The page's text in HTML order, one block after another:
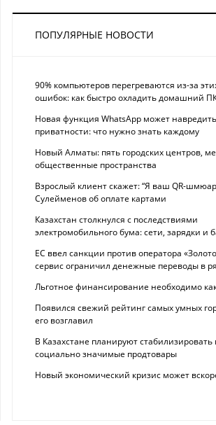
ПОПУЛЯРНЫЕ НОВОСТИ
90% компьютеров перегреваются из-за
ошибок: как быстро охладить домашний
Новая функция WhatsApp может
приватности: что нужно знать каждому
Новый Алматы: пять городских центров,
общественные пространства
Взрослый клиент скажет: “Я ваш QR-
Сулейменов об оплате картами
Казахстан столкнулся с последствиями
электромобильного бума: сети, зарядки и
ЕС ввел санкции против оператора
сервис ограничил денежные переводы в
Льготное финансирование необходимо
Появился свежий рейтинг самых умных
его возглавил
В Казахстане планируют
социально значимые продтовары
Новый экономический кризис может